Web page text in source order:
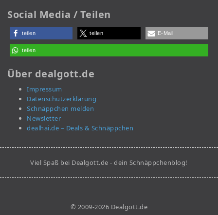
Social Media / Teilen
teilen teilen E-Mail
teilen
Über dealgott.de
Impressum
Datenschutzerklärung
Schnäppchen melden
Newsletter
dealhai.de – Deals & Schnäppchen
Viel Spaß bei Dealgott.de - dein Schnäppchenblog!
© 2009-2026 Dealgott.de